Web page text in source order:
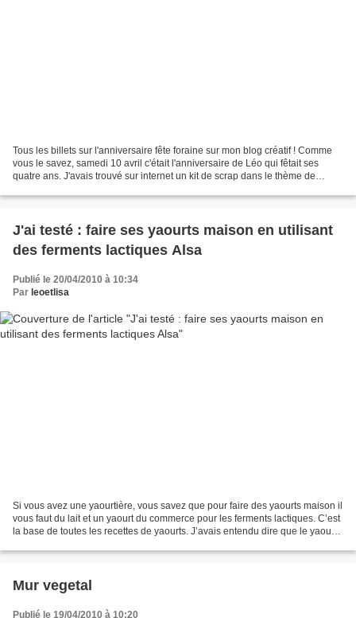
Tous les billets sur l'anniversaire fête foraine sur mon blog créatif ! Comme
vous le savez, samedi 10 avril c'était l'anniversaire de Léo qui fêtait ses
quatre ans. J'avais trouvé sur internet un kit de scrap dans le thème de
J'ai testé : faire ses yaourts maison en utilisant
des ferments lactiques Alsa
Publié le 20/04/2010 à 10:34
Par leoetlisa
Si vous avez une yaourtière, vous savez que pour faire des yaourts maison il
vous faut du lait et un yaourt du commerce pour les ferments lactiques. C’est
la base de toutes les recettes de yaourts. J’avais entendu dire que le yaourt
Mur vegetal
Publié le 19/04/2010 à 10:20